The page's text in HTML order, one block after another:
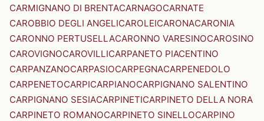
CARMIGNANO DI BRENTACARNAGOCARNATE
CAROBBIO DEGLI ANGELICAROLEICARONACARONIA
CARONNO PERTUSELLACARONNO VARESINOCAROSINO
CAROVIGNOCAROVILLICARPANETO PIACENTINO
CARPANZANOCARPASIOCARPEGNACARPENEDOLO
CARPENETOCARPICARPIANOCARPIGNANO SALENTINO
CARPIGNANO SESIACARPINETICARPINETO DELLA NORA
CARPINETO ROMANOCARPINETO SINELLOCARPINO